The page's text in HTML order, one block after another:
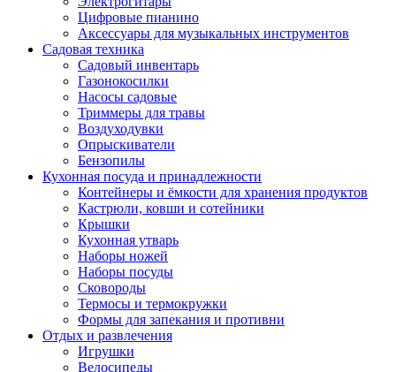
Цифровые пианино
Аксессуары для музыкальных инструментов
Садовая техника
Садовый инвентарь
Газонокосилки
Насосы садовые
Триммеры для травы
Воздуходувки
Опрыскиватели
Бензопилы
Кухонная посуда и принадлежности
Контейнеры и ёмкости для хранения продуктов
Кастрюли, ковши и сотейники
Крышки
Кухонная утварь
Наборы ножей
Наборы посуды
Сковороды
Термосы и термокружки
Формы для запекания и противни
Отдых и развлечения
Игрушки
Велосипеды